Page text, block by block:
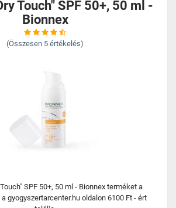
Touch" SPF 50+, 50 ml -
Bionnex
(Összesen 5 értékelés)
SPF 50+, 50 ml - Bionnex terméket a
gyogyszertarcenter.hu oldalon 6100 Ft - ért